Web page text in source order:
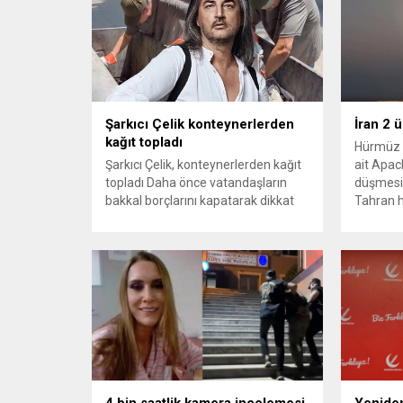
Şarkıcı Çelik konteynerlerden
kağıt topladı
Şarkıcı Çelik, konteynerlerden kağıt
topladı Daha önce vatandaşların
bakkal borçlarını kapatarak dikkat
Çelik, Samsun’un İlkadım ilçesinde
çöpten kağıt toplayarak geçimini
sağlayan Serpil Hanım’a destek
oldu. Çelik, sokaklardaki
konteynerlerden kağıt topladı. Ünlü
şarkıcı Çelik, Samsun’un İlkadım
ilçesinde çöpten kağıt toplayarak...
İran 2
Hürmüz
ait
Tahran
askeri
karşılık